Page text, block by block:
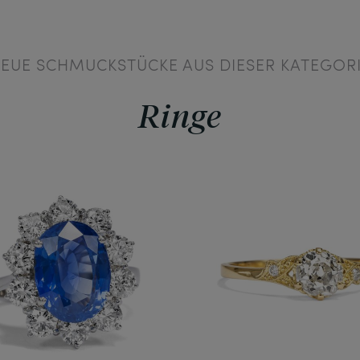
SCHMUCKSTÜCKE AUS DIESER
Ringe